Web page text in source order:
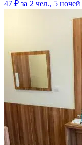
47 ₽ за 2 чел., 5 ночей